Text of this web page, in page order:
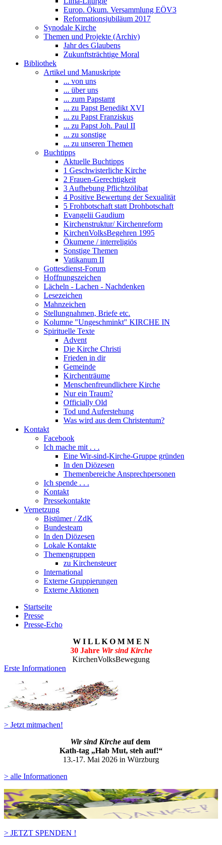
Europ. Ökum. Versammlung EÖV3
Reformationsjubiläum 2017
Synodale Kirche
Themen und Projekte (Archiv)
Jahr des Glaubens
Zukunftsträchtige Moral
Bibliothek
Artikel und Manuskripte
... von uns
... über uns
... zum Papstamt
... zu Papst Benedikt XVI
... zu Papst Franziskus
... zu Papst Joh. Paul II
... zu sonstige
... zu unseren Themen
Buchtipps
Aktuelle Buchtipps
1 Geschwisterliche Kirche
2 Frauen-Gerechtigkeit
3 Aufhebung Pflichtzölibat
4 Positive Bewertung der Sexualität
5 Frohbotschaft statt Drohbotschaft
Evangelii Gaudium
Kirchenstruktur/ Kirchenreform
KirchenVolksBegehren 1995
Ökumene / interreligiös
Sonstige Themen
Vatikanum II
Gottesdienst-Forum
Hoffnungszeichen
Lächeln - Lachen - Nachdenken
Lesezeichen
Mahnzeichen
Stellungnahmen, Briefe etc.
Kolumne "Ungeschminkt" KIRCHE IN
Spirituelle Texte
Advent
Die Kirche Christi
Frieden in dir
Gemeinde
Kirchenträume
Menschenfreundlichere Kirche
Nur ein Traum?
Officially Old
Tod und Auferstehung
Was wird aus dem Christentum?
Kontakt
Facebook
Ich mache mit . . .
Eine Wir-sind-Kirche-Gruppe gründen
In den Diözesen
Themenbereiche Ansprechpersonen
Ich spende . . .
Kontakt
Pressekontakte
Vernetzung
Bistümer / ZdK
Bundesteam
In den Diözesen
Lokale Kontakte
Themengruppen
zu Kirchensteuer
International
Externe Gruppierungen
Externe Aktionen
Startseite
Presse
Presse-Echo
W I L L K O M M E N
30 Jahre Wir sind Kirche
KirchenVolksBewegung
Erste Informationen
> Jetzt mitmachen!
Wir sind Kirche auf dem
Kath-tag „Hab Mut, steh auf!“
13.-17. Mai 2026 in Würzburg
> alle Informationen
> JETZT SPENDEN !